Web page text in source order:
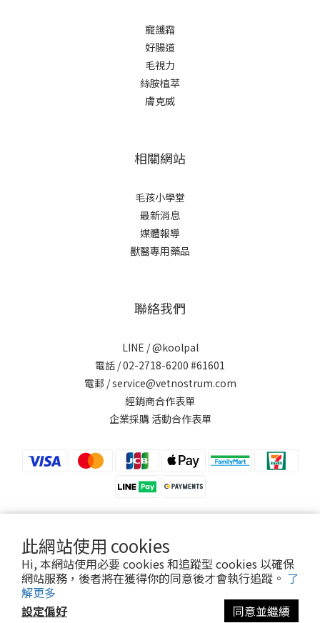
此網站使用 cookies
Hi, 本網站使用必要 cookies 和追蹤型 cookies 以確保
網站服務，後者將在獲得你的同意後才會執行追蹤。 了
解更多
設定偏好
同意並繼續
寵護霜
好腸道
毛視力
絲胺植萃
膚克威
相關網站
毛孩小學堂
最新消息
媒體報導
獸醫專用藥品
聯絡我們
LINE /@koolpal
電話 / 02-2718-6200 #61601
電郵 / service@vetnostrum.com
經銷商合作表單
企業採購 活動合作表單
提醒您，可沛寵藥 Koolpal 不會以電話或簡訊方式通知變更付款方式。
Vetnostrum Animal Health Co., Ltd.